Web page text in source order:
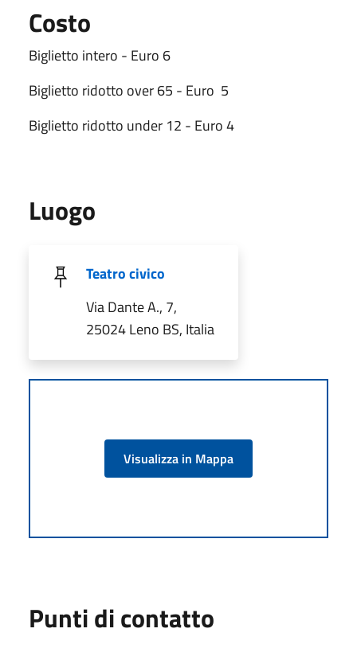
Costo
Biglietto intero - Euro 6
Biglietto ridotto over 65 - Euro 5
Biglietto ridotto under 12 - Euro 4
Luogo
Teatro civico
Via Dante A., 7,
25024 Leno BS, Italia
Visualizza in Mappa
Punti di contatto